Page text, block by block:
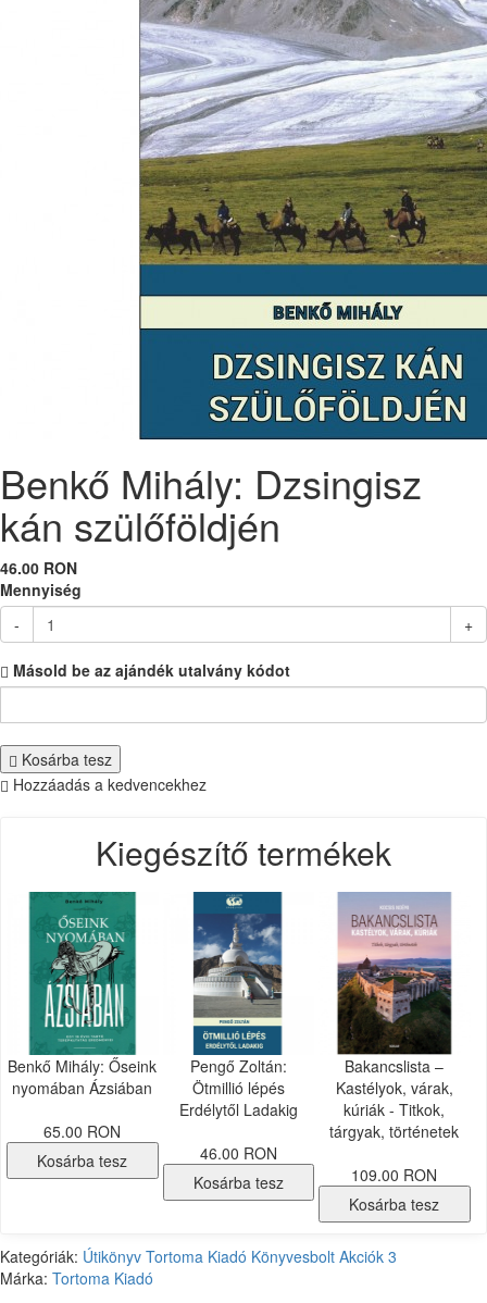
Benkő Mihály: Dzsingisz
kán szülőföldjén
46.00 RON
Mennyiség
-
+
Másold be az ajándék utalvány kódot
Kosárba tesz
Hozzáadás a kedvencekhez
Kiegészítő termékek
Benkő Mihály: Őseink
nyomában Ázsiában
65.00 RON
Kosárba tesz
Pengő Zoltán:
Ötmillió lépés
Erdélytől Ladakig
46.00 RON
Kosárba tesz
Bakancslista –
Kastélyok, várak,
kúriák - Titkok,
tárgyak, történetek
109.00 RON
Kosárba tesz
Kategóriák: Útikönyv Tortoma Kiadó Könyvesbolt Akciók 3
Márka: Tortoma Kiadó